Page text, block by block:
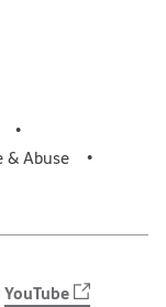
& Abuse
YouTube